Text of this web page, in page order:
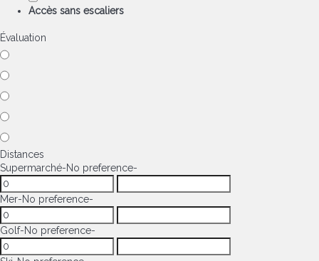
Accès sans escaliers
Évaluation
Distances
Supermarché-No preference-
Mer-No preference-
Golf-No preference-